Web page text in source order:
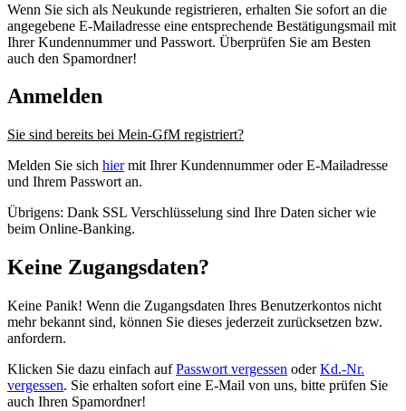
Wenn Sie sich als Neukunde registrieren, erhalten Sie sofort an die
angegebene E-Mailadresse eine entsprechende Bestätigungsmail mit
Ihrer Kundennummer und Passwort. Überprüfen Sie am Besten
auch den Spamordner!
Anmelden
Sie sind bereits bei Mein-GfM registriert?
Melden Sie sich hiermit Ihrer Kundennummer oder E-Mailadresse
und Ihrem Passwort an.
Übrigens: Dank SSL Verschlüsselung sind Ihre Daten sicher wie
beim Online-Banking.
Keine Zugangsdaten?
Keine Panik! Wenn die Zugangsdaten Ihres Benutzerkontos nicht
mehr bekannt sind, können Sie dieses jederzeit zurücksetzen bzw.
anfordern.
Klicken Sie dazu einfach aufPasswort vergessen oderKd.-Nr.
vergessen. Sie erhalten sofort eine E-Mail von uns, bitte prüfen Sie
auch Ihren Spamordner!